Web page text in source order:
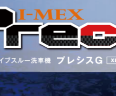
大型デジタルサイ
ネージ
ガソ
向け